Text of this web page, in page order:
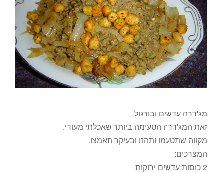
מג'דרה עדשים ובורגול
זאת המג'דרה הטעימה ביותר שאכלתי מעודי.
מקווה שתטעמו ותהנו ובעיקר תאמצו.
המצרכים:
2 כוסות עדשים ירוקות